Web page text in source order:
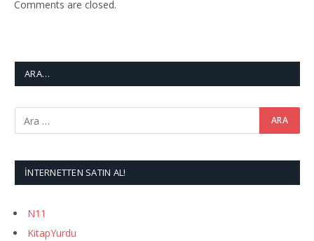
Comments are closed.
ARA…
İNTERNETTEN SATIN AL!
N11
KitapYurdu